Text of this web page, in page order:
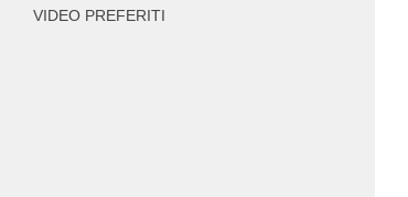
VIDEO PREFERITI